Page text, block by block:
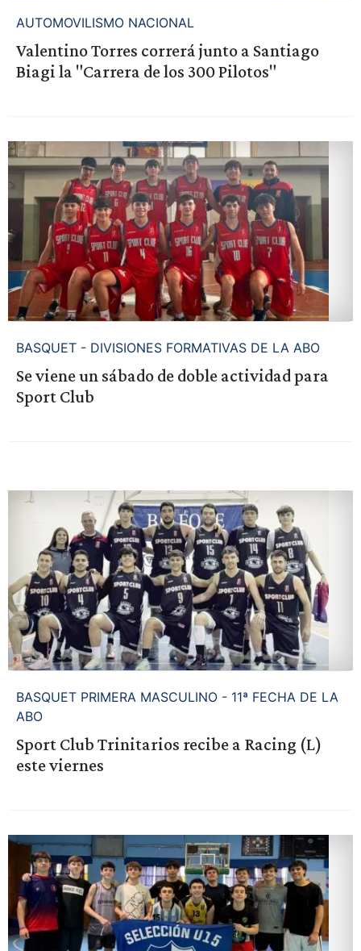
AUTOMOVILISMO NACIONAL
Valentino Torres correrá junto a Santiago
Biagi la "Carrera de los 300 Pilotos"
BASQUET - DIVISIONES FORMATIVAS DE LA ABO
Se viene un sábado de doble actividad para
Sport Club
BASQUET PRIMERA MASCULINO - 11ª FECHA DE LA
ABO
Sport Club Trinitarios recibe a Racing (L)
este viernes